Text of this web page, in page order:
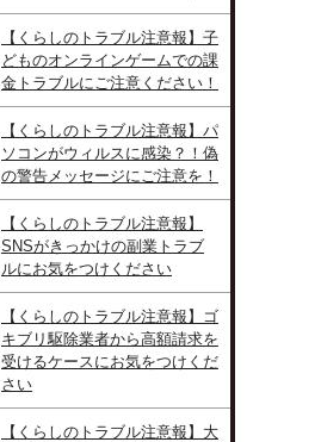
【くらしのトラブル注意報】子
どものオンラインゲームでの課
金トラブルにご注意ください！
【くらしのトラブル注意報】パ
ソコンがウィルスに感染？！偽
の警告メッセージにご注意を！
【くらしのトラブル注意報】
SNSがきっかけの副業トラブ
ルにお気をつけください
【くらしのトラブル注意報】ゴ
キブリ駆除業者から高額請求を
受けるケースにお気をつけくだ
さい
【くらしのトラブル注意報】大